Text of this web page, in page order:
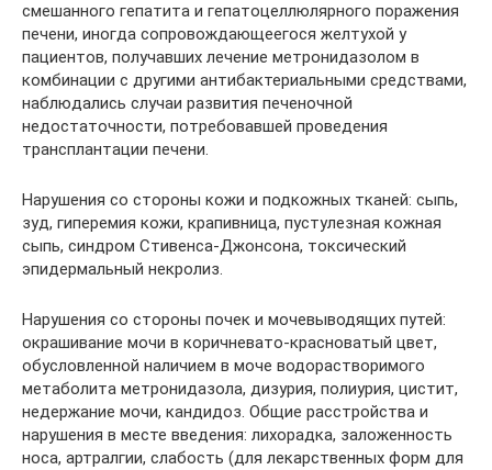
смешанного гепатита и гепатоцеллюлярного поражения
печени, иногда сопровождающеегося желтухой у
пациентов, получавших лечение метронидазолом в
комбинации с другими антибактериальными средствами,
наблюдались случаи развития печеночной
недостаточности, потребовавшей проведения
трансплантации печени.
Нарушения со стороны кожи и подкожных тканей: сыпь,
зуд, гиперемия кожи, крапивница, пустулезная кожная
сыпь, синдром Стивенса-Джонсона, токсический
эпидермальный некролиз.
Нарушения со стороны почек и мочевыводящих путей:
окрашивание мочи в коричневато-красноватый цвет,
обусловленной наличием в моче водорастворимого
метаболита метронидазола, дизурия, полиурия, цистит,
недержание мочи, кандидоз. Общие расстройства и
нарушения в месте введения: лихорадка, заложенность
носа, артралгии, слабость (для лекарственных форм для